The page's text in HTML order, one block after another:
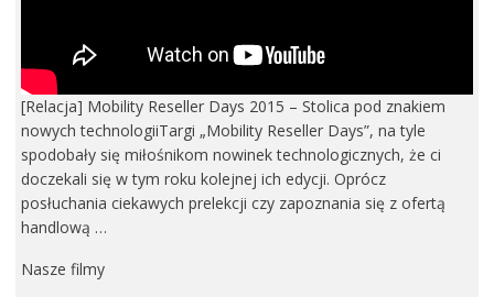
[Relacja] Mobility Reseller Days 2015 – Stolica pod znakiem
nowych technologiiTargi „Mobility Reseller Days”, na tyle
spodobały się miłośnikom nowinek technologicznych, że ci
doczekali się w tym roku kolejnej ich edycji. Oprócz
posłuchania ciekawych prelekcji czy zapoznania się z ofertą
handlową …
Nasze filmy